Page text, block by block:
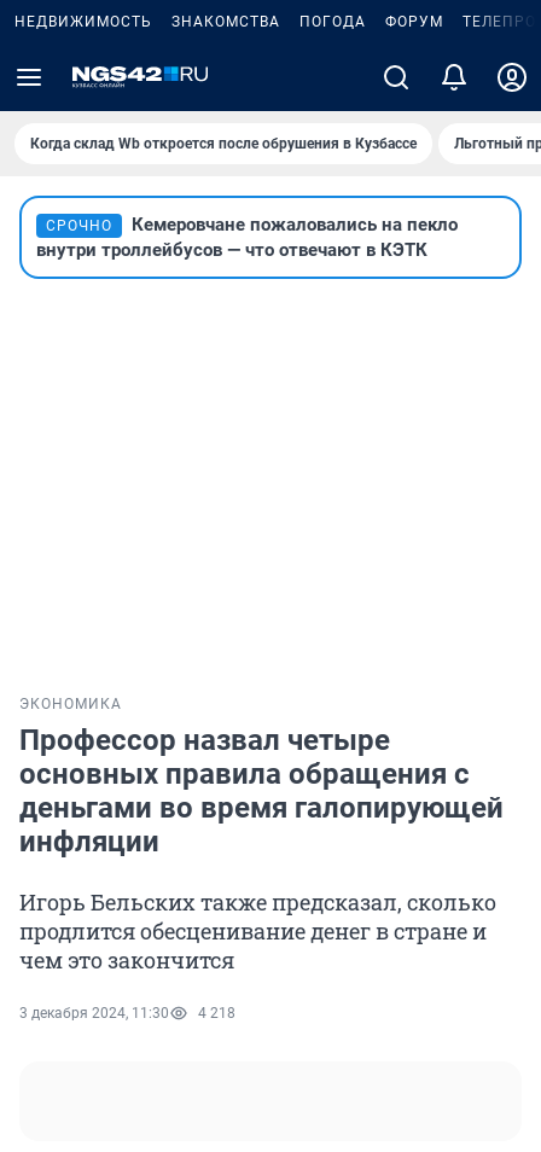
НЕДВИЖИМОСТЬ ЗНАКОМСТВА ПОГОДА ФОРУМ
Когда склад Wb откроется после обрушения в Кузбассе Льготный
СРОЧНО
Кемеровчане пожаловались на пекло
внутри троллейбусов — что отвечают в КЭТК
ЭКОНОМИКА
Профессор назвал четыре
основных правила обращения с
деньгами во время галопирующей
инфляции
Игорь Бельских также предсказал, сколько
продлится обесценивание денег в стране и
чем это закончится
3 декабря 2024, 11:30 4 218